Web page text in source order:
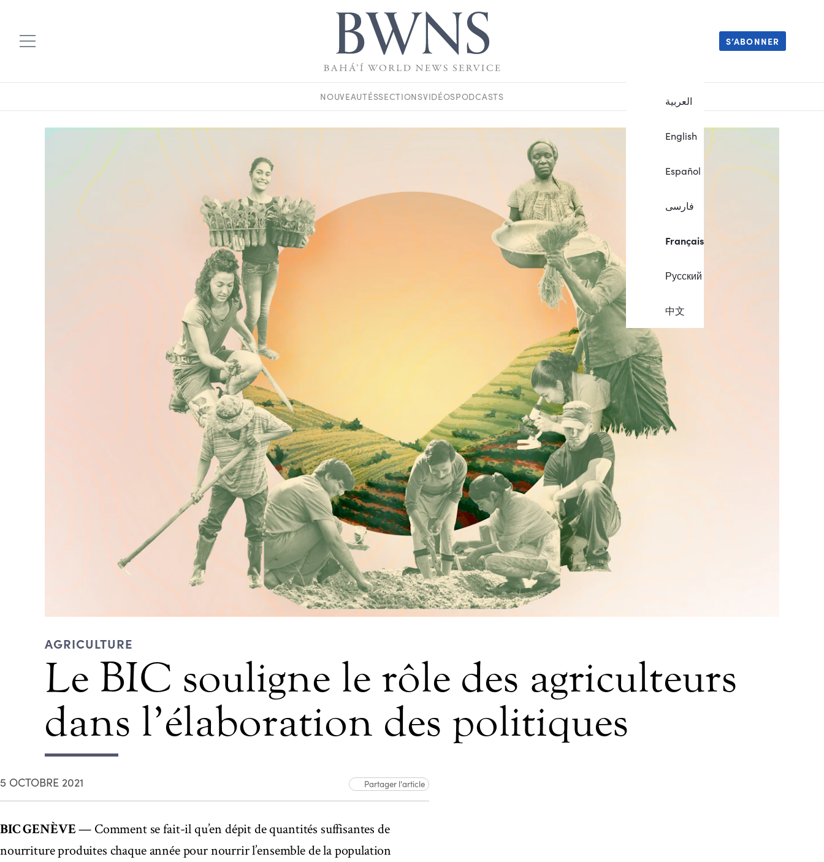
العربية
English
Español
فارسی
Français
Русский
中文
S’ABONNER
NOUVEAUTÉSSECTIONSVIDÉOSPODCASTS
AGRICULTURE
Le BIC souligne le rôle des agriculteurs
dans l’élaboration des politiques
5 OCTOBRE 2021 Partager l'article
BIC GENÈVE— Comment se fait-il qu’en dépit de quantités suffisantes de
nourriture produites chaque année pour nourrir l’ensemble de la population